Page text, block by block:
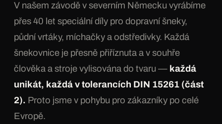
V našem závodě v severním Německu vyrábíme
přes 40 let speciální díly pro dopravní šneky,
půdní vrtáky, míchačky a odstředivky. Každá
šnekovnice je přesně přiříznuta a v souhře
člověka a stroje vylisována do tvaru — každá
unikát, každá v tolerancích DIN 15261 (část
2). Proto jsme v pohybu pro zákazníky po celé
Evropě.